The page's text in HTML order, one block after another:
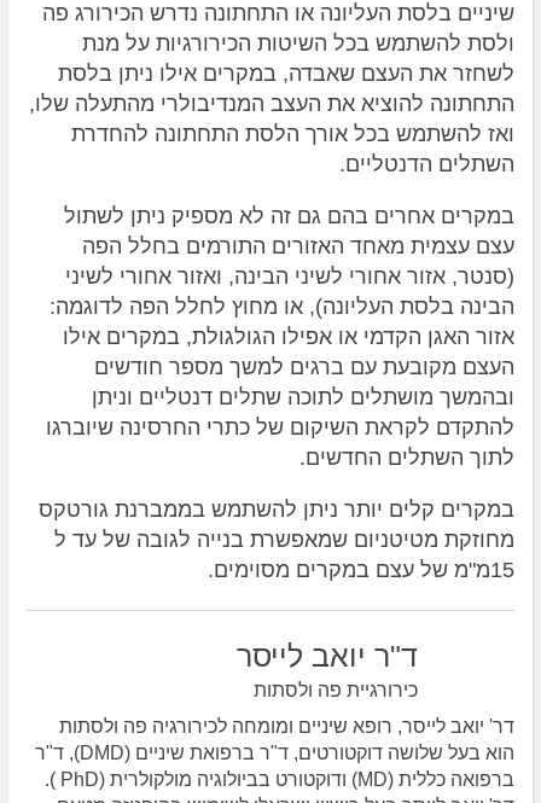
שיניים בלסת העליונה או התחתונה נדרש הכירורג פה
ולסת להשתמש בכל השיטות הכירורגיות על מנת
לשחזר את העצם שאבדה, במקרים אילו ניתן בלסת
התחתונה להוציא את העצב המנדיבולרי מהתעלה שלו,
ואז להשתמש בכל אורך הלסת התחתונה להחדרת
השתלים הדנטליים.
במקרים אחרים בהם גם זה לא מספיק ניתן לשתול
עצם עצמית מאחד האזורים התורמים בחלל הפה
(סנטר, אזור אחורי לשיני הבינה, ואזור אחורי לשיני
הבינה בלסת העליונה), או מחוץ לחלל הפה לדוגמה:
אזור האגן הקדמי או אפילו הגולגולת, במקרים אילו
העצם מקובעת עם ברגים למשך מספר חודשים
ובהמשך מושתלים לתוכה שתלים דנטליים וניתן
להתקדם לקראת השיקום של כתרי החרסינה שיוברגו
לתוך השתלים החדשים.
במקרים קלים יותר ניתן להשתמש בממברנת גורטקס
מחוזקת מטיטניום שמאפשרת בנייה לגובה של עד ל
15מ"מ של עצם במקרים מסוימים.
ד"ר יואב לייסר
כירורגיית פה ולסתות
דר' יואב לייסר, רופא שיניים ומומחה לכירורגיה פה ולסתות
הוא בעל שלושה דוקטורטים, ד"ר ברפואת שיניים (DMD), ד"ר
ברפואה כללית (MD) ודוקטורט בביולוגיה מולקולרית (PhD ).